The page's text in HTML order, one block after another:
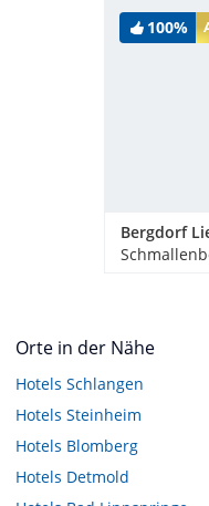
100%
Orte in der Nähe
Hotels Schlangen
Hotels Steinheim
Hotels Blomberg
Hotels Detmold